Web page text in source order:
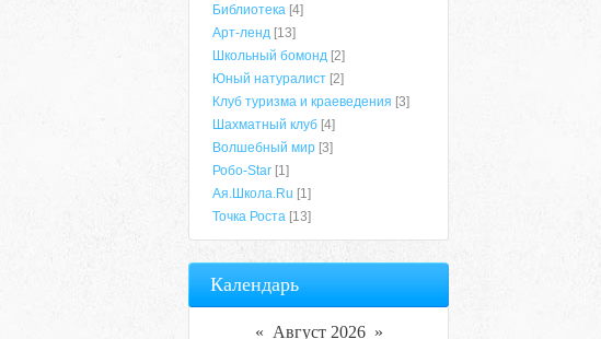
Библиотека [4]
Арт-ленд [13]
Школьный бомонд [2]
Юный натуралист [2]
Клуб туризма и краеведения [3]
Шахматный клуб [4]
Волшебный мир [3]
Робо-Star [1]
Ая.Школа.Ru [1]
Точка Роста [13]
Календарь
« Август 2026 »